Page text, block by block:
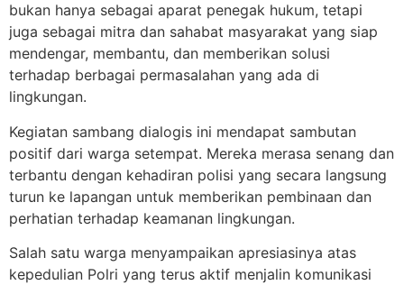
bukan hanya sebagai aparat penegak hukum, tetapi
juga sebagai mitra dan sahabat masyarakat yang siap
mendengar, membantu, dan memberikan solusi
terhadap berbagai permasalahan yang ada di
lingkungan.
Kegiatan sambang dialogis ini mendapat sambutan
positif dari warga setempat. Mereka merasa senang dan
terbantu dengan kehadiran polisi yang secara langsung
turun ke lapangan untuk memberikan pembinaan dan
perhatian terhadap keamanan lingkungan.
Salah satu warga menyampaikan apresiasinya atas
kepedulian Polri yang terus aktif menjalin komunikasi